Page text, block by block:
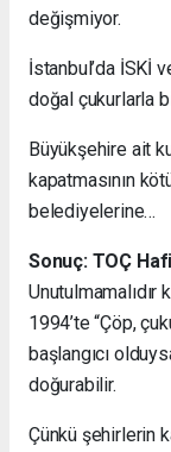
değişmiyor.
İstanbul’da İSKİ
doğal çukurlarla
Büyükşehire ait
kapatmasının
belediyelerine…
Sonuç: TOÇ
Unutulmamalıdır
1994’te “Çöp,
başlangıcı
doğurabilir.
Çünkü şehirlerin